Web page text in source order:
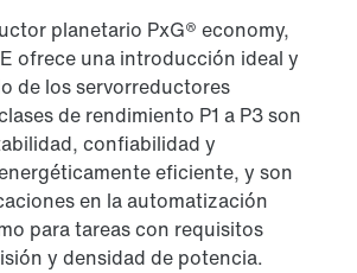
planetario PxG® economy,
ofrece una introducción ideal y
de los servorreductores
de rendimiento P1 a P3 son
confiabilidad y
eficiente, y son
en la automatización
para tareas con requisitos
y densidad de potencia.